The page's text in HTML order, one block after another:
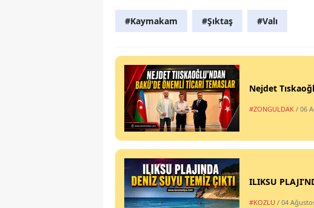
#Kaymakam #Şıktaş #Valı
Nejdet
#ZONGULDAK / 06
ILIKSU
#KOZLU / 04